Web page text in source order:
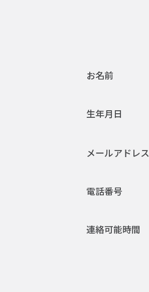
お名前
生年月日
メールアドレス
電話番号
連絡可能時間